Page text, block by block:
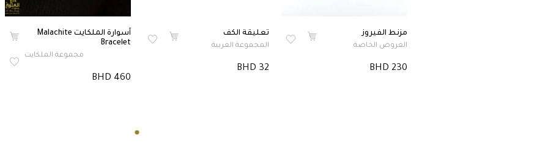
أسوارة الملكايت Malachite
Bracelet
مجموعة الملكايت
BHD 460
تعليقة الكف
المجموعة العربية
BHD 32
مزنط الفيروز
العروض الخاصة
BHD 230